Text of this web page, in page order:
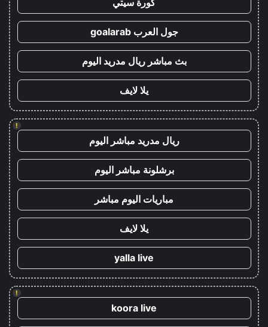
كورة سيتي
جول العرب goalarab
بث مباشر ريال مدريد اليوم
يلا لايف
!
ريال مدريد مباشر اليوم
برشلونة مباشر اليوم
مباريات اليوم مباشر
يلا لايف
yalla live
!
koora live